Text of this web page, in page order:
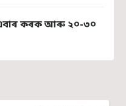
কৰক আৰু ২০-৩০